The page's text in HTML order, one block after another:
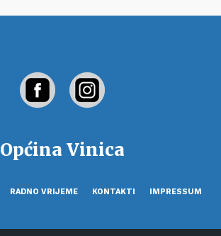
Općina Vinica
RADNO VRIJEME KONTAKTI IMPRESSUM